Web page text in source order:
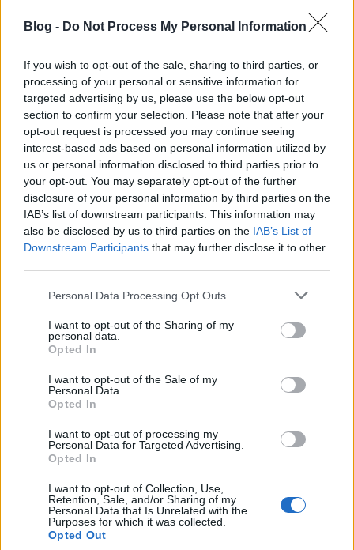
Blog - Do Not Process My Personal Information
If you wish to opt-out of the sale, sharing to third parties, or
processing of your personal or sensitive information for
targeted advertising by us, please use the below opt-out
section to confirm your selection. Please note that after your
opt-out request is processed you may continue seeing
interest-based ads based on personal information utilized by
us or personal information disclosed to third parties prior to
your opt-out. You may separately opt-out of the further
disclosure of your personal information by third parties on the
IAB’s list of downstream participants. This information may
also be disclosed by us to third parties on the IAB’s List of
Downstream Participants that may further disclose it to other
Please note that this website/app uses one or more Google
not limited to your visit or usage behaviour. You may click to
grant or deny consent to Google and its third-party tags to
use your data for below specified purposes in below Google
consent section.
Personal Data Processing Opt Outs
I want to opt-out of the Sharing of my
personal data.
Opted In
I want to opt-out of the Sale of my
Personal Data.
Opted In
I want to opt-out of processing my
Personal Data for Targeted Advertising.
Opted In
I want to opt-out of Collection, Use,
Retention, Sale, and/or Sharing of my
Personal Data that Is Unrelated with the
Purposes for which it was collected.
Opted Out
A busz midibusz, hossza 8,49 méter lesz, szélessége
2,4 méter, magassága 3,2 méter. Az elektromos
buszok a tetőre tett akkumulátorok és egyéb
elektromos egységek miatt általában a
karosszériájuk magasságával vannak bajban és
férnek el nehezebben alacsony felüljárókkal
megszórt városokban. Kiviteltől függően 20-40 ülés
kerülhet a buszba a megengedett össztömege 16,5
tonna lesz, az ajtókiosztása 1-2-0.
A busz hajtását lengyel összeszerelésű villamos
egységek intézik. Az elektromos motor lengyel
tervezésű és gyártású, centrális, állandómágneses
hatásfokkal. A gyártó a Katowicében található
KOMEL. Az akkumulátorok első körben kétfélék
lehetnek: 121 kilométer hatótávolságot ígérnek a